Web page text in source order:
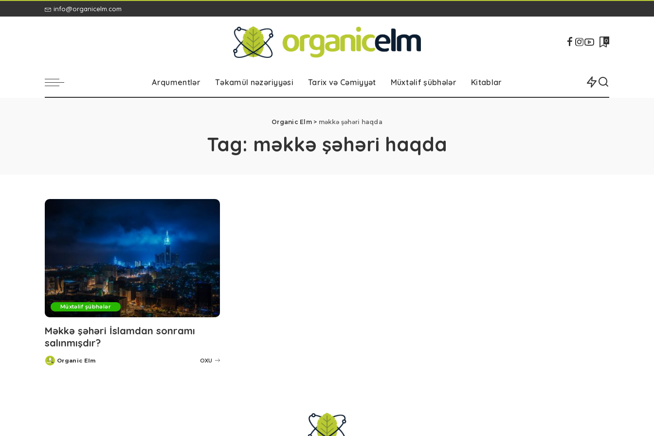
info@organicelm.com
0
Arqumentlər Təkamül nəzəriyyəsi Tarix və Cəmiyyət Müxtəlif şübhələr Kitablar
Organic Elm> məkkə şəhəri haqda
Tag: məkkə şəhəri haqda
Müxtəlif şübhələr
Məkkə şəhəri İslamdan sonramı
salınmışdır?
Posted
Organic Elm OXU